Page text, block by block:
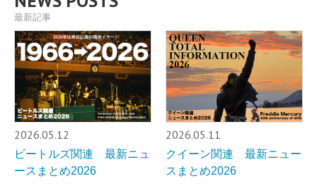
最新記事
2026.05.12
ビートルズ関連 最新ニュ
ースまとめ2026
2026.05.11
クイーン関連 最新ニュー
スまとめ2026